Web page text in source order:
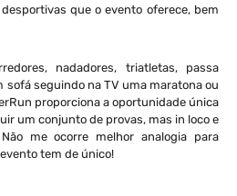
que o evento oferece, bem
nadadores, triatletas, passa
seguindo na TV uma maratona ou
proporciona a oportunidade única
um conjunto de provas, mas in loco e
me ocorre melhor analogia para
tem de único!